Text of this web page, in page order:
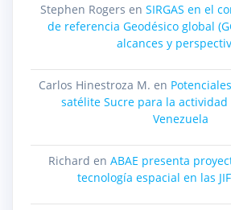
Stephen Rogers en SIRGAS en el
de referencia Geodésico global
alcances y
Carlos Hinestroza M. en
satélite Sucre para la
Venezuela
Richard en ABAE presenta
tecnología espacial en las